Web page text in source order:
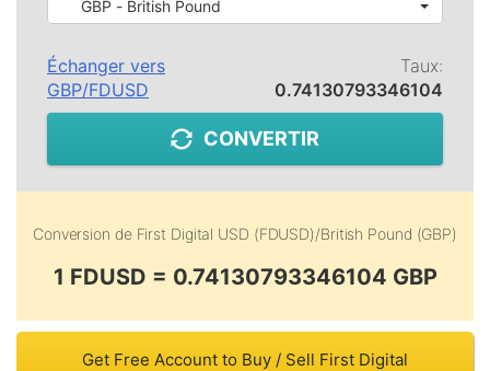
GBP - British Pound
Échanger vers
GBP/FDUSD
Taux:
0.74130793346104
CONVERTIR
Conversion de First Digital USD (FDUSD)/British Pound (GBP)
1 FDUSD = 0.74130793346104 GBP
Get Free Account to Buy / Sell First Digital